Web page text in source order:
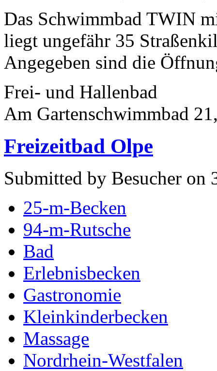
Das Schwimmbad TWIN
liegt ungefähr 35
Angegeben sind die
Frei- und Hallenbad
Am Gartenschwimmbad
Freizeitbad Olpe
Submitted by Besucher on
25-m-Becken
94-m-Rutsche
Bad
Erlebnisbecken
Gastronomie
Kleinkinderbecken
Massage
Nordrhein-Westfalen